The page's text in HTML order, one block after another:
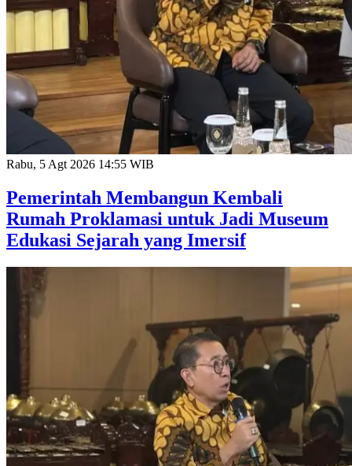
Rabu, 5 Agt 2026 14:55 WIB
Pemerintah Membangun Kembali
Rumah Proklamasi untuk Jadi Museum
Edukasi Sejarah yang Imersif